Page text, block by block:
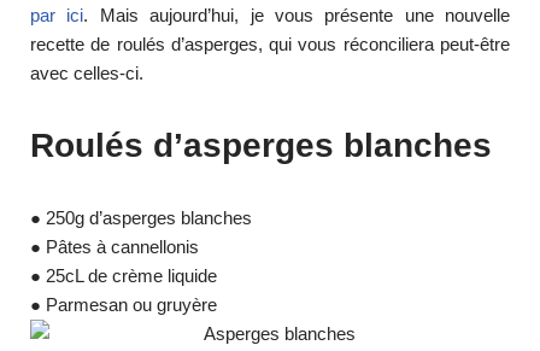
par ici. Mais aujourd’hui, je vous présente une nouvelle
recette de roulés d’asperges, qui vous réconciliera peut-être
avec celles-ci.
Roulés d’asperges blanches
● 250g d’asperges blanches
● Pâtes à cannellonis
● 25cL de crème liquide
● Parmesan ou gruyère